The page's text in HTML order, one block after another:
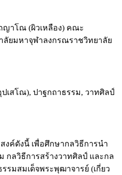
าโณ (ผิวเหลือง) คณะ
ลัยมหาจุฬาลงกรณราชวิทยาลัย
เสโณ), ปาฐกถาธรรม, วาทศิลป์
ค์ดังนี้ เพื่อศึกษากลวิธีการนำ
กลวิธีการสร้างวาทศิลป์ และกล
รมสมเด็จพระพุฒาจารย์ (เกี่ยว